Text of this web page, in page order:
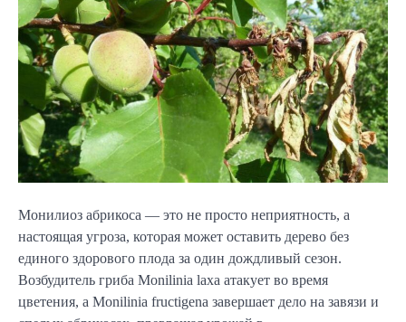
Монилиоз абрикоса — это не просто неприятность, а
настоящая угроза, которая может оставить дерево без
единого здорового плода за один дождливый сезон.
Возбудитель гриба Monilinia laxa атакует во время
цветения, а Monilinia fructigena завершает дело на завязи и